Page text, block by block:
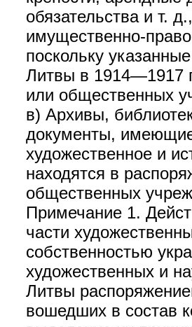
обязательства и т.
имущественно-
поскольку
Литвы в 1914—1917
или общественных
в) Архивы,
документы,
художественное и
находятся в
общественных
Примечание 1.
части
собственностью
художественных и
Литвы
вошедших в состав